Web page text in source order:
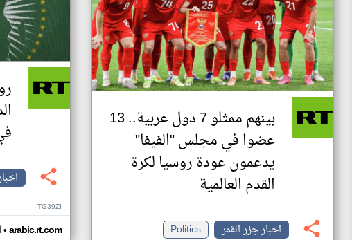
بينهم ممثلو 7 دول عربية.. 13
عضوا في مجلس "الفيفا"
يدعمون عودة روسيا لكرة
القدم العالمية
اخبار جزر القمر
Politics
في 4
TG39ZI
• arabic.rt.com